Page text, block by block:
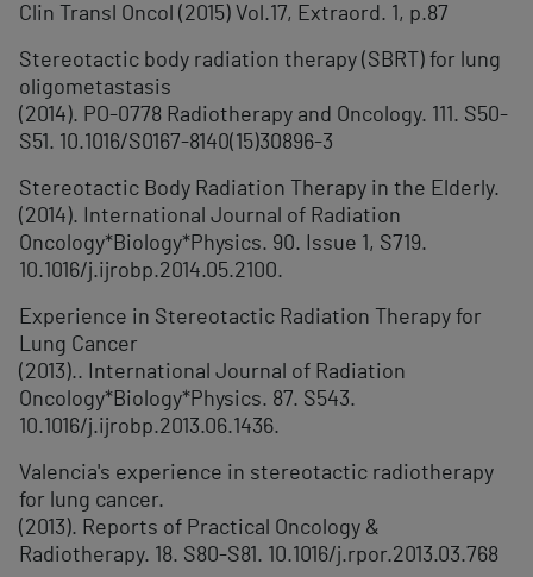
Clin Transl Oncol (2015) Vol.17, Extraord. 1, p.87
Stereotactic body radiation therapy (SBRT) for lung
oligometastasis
(2014). PO-0778 Radiotherapy and Oncology. 111. S50-
S51. 10.1016/S0167-8140(15)30896-3
Stereotactic Body Radiation Therapy in the Elderly.
(2014). International Journal of Radiation
Oncology*Biology*Physics. 90. Issue 1, S719.
10.1016/j.ijrobp.2014.05.2100.
Experience in Stereotactic Radiation Therapy for
Lung Cancer
(2013).. International Journal of Radiation
Oncology*Biology*Physics. 87. S543.
10.1016/j.ijrobp.2013.06.1436.
Valencia's experience in stereotactic radiotherapy
for lung cancer.
(2013). Reports of Practical Oncology &
Radiotherapy. 18. S80-S81. 10.1016/j.rpor.2013.03.768